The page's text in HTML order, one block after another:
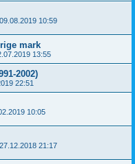
09.08.2019 10:59
mark
13:55
2002)
22:51
10:05
27.12.2018 21:17